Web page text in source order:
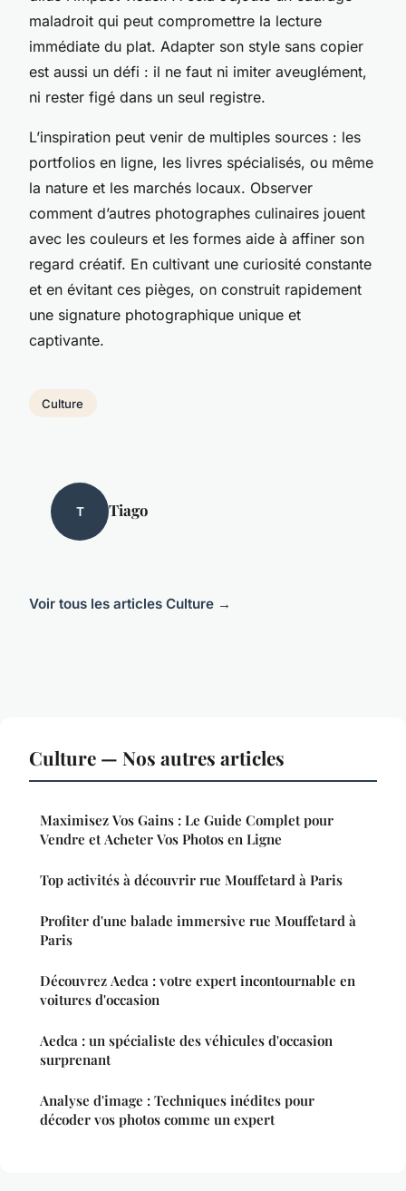
maladroit qui peut compromettre la lecture
immédiate du plat. Adapter son style sans copier
est aussi un défi : il ne faut ni imiter aveuglément,
ni rester figé dans un seul registre.
L’inspiration peut venir de multiples sources : les
portfolios en ligne, les livres spécialisés, ou même
la nature et les marchés locaux. Observer
comment d’autres photographes culinaires jouent
avec les couleurs et les formes aide à affiner son
regard créatif. En cultivant une curiosité constante
et en évitant ces pièges, on construit rapidement
une signature photographique unique et
captivante.
Culture
T Tiago
Voir tous les articles Culture →
Culture — Nos autres articles
Maximisez Vos Gains : Le Guide Complet pour
Vendre et Acheter Vos Photos en Ligne
Top activités à découvrir rue Mouffetard à Paris
Profiter d'une balade immersive rue Mouffetard à
Paris
Découvrez Aedca : votre expert incontournable en
voitures d'occasion
Aedca : un spécialiste des véhicules d'occasion
surprenant
Analyse d'image : Techniques inédites pour
décoder vos photos comme un expert